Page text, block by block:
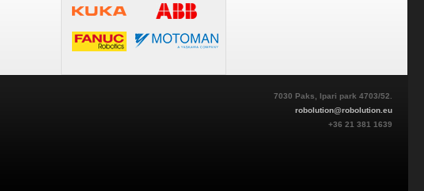
7030 Paks, Ipari park 4703/52.
robolution@robolution.eu
+36 21 381 1639